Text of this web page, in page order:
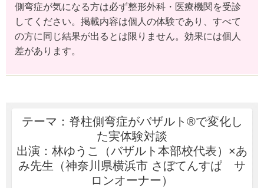
側弯症が気になる方は必ず整形外科・医療機関を受診
してください。掲載内容は個人の体験であり、すべて
の方に同じ結果が出るとは限りません。効果には個人
差があります。
テーマ：脊柱側弯症がバザルト®で変化し
た実体験対談
出演：林ゆうこ（バザルト本部校代表）×あ
み先生（神奈川県横浜市 さぼてんすぱ サ
ロンオーナー）